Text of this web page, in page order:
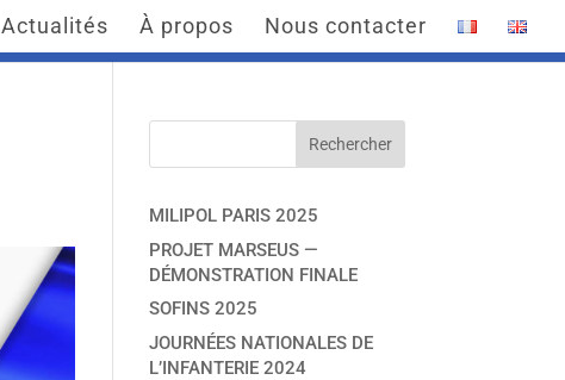
Actualités À propos Nous contacter
MILIPOL PARIS 2025
PROJET MARSEUS —
DÉMONSTRATION FINALE
SOFINS 2025
JOURNÉES NATIONALES DE
L’INFANTERIE 2024